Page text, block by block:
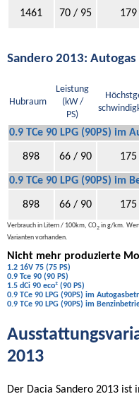
1461 70 / 95 179
Sandero 2013: Autogas
Hubraum
Leistung
(kW /
PS)
0.9 TCe 90 LPG (90PS) im
898 66 / 90 175
0.9 TCe 90 LPG (90PS) im
898 66 / 90 175
Verbrauch in Litern / 100km, CO2 in g/km.
Varianten vorhanden.
Nicht mehr produzierte
1.2 16V 75 (75 PS)
0.9 Tce 90 (90 PS)
1.5 dCi 90 eco² (90 PS)
0.9 TCe 90 LPG (90PS) im
0.9 TCe 90 LPG (90PS) im
2013
Der Dacia Sandero 2013 ist